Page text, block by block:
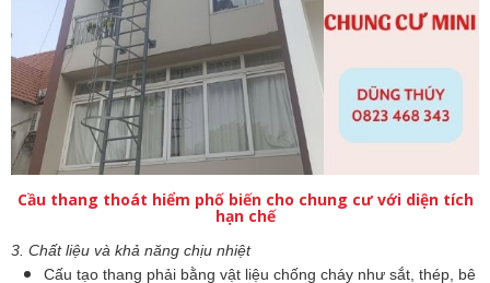
Cầu thang thoát hiểm phố biến cho chung cư với diện tích
hạn chế
3. Chất liệu và khả năng chịu nhiệt
Cấu tạo thang phải bằng vật liệu chống cháy như sắt, thép, bê